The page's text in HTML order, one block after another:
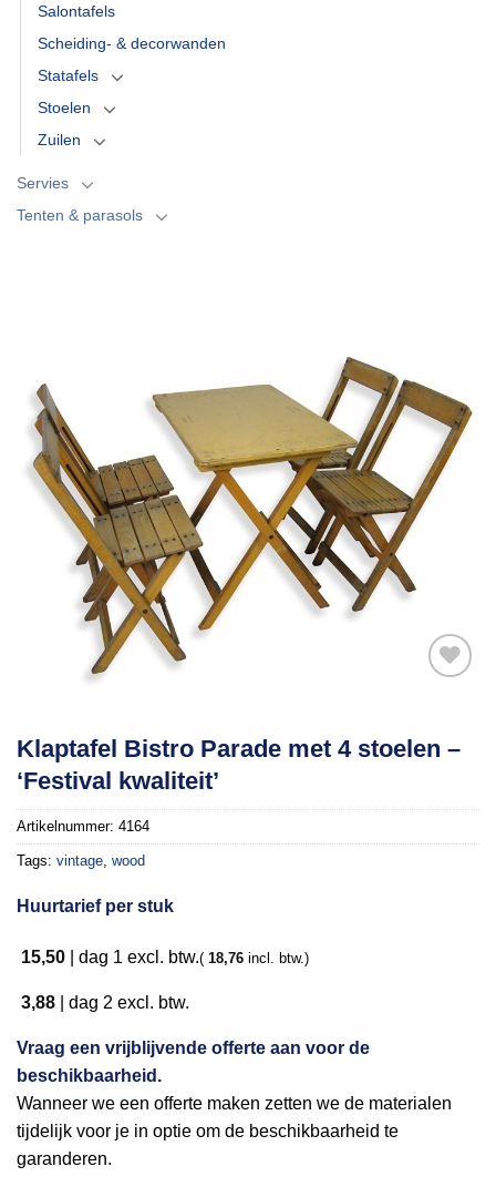
Salontafels
Scheiding- & decorwanden
Statafels
Stoelen
Zuilen
Servies
Tenten & parasols
Toevoegen
aan
Klaptafel Bistro Parade met 4 stoelen –
‘Festival kwaliteit’
Artikelnummer: 4164
Tags: vintage, wood
Huurtarief per stuk
15,50 dag 1 excl. btw.( 18,76 incl. btw.)
3,88 dag 2 excl. btw.
Vraag een vrijblijvende offerte aan voor de
beschikbaarheid.
Wanneer we een offerte maken zetten we de materialen
tijdelijk voor je in optie om de beschikbaarheid te
garanderen.